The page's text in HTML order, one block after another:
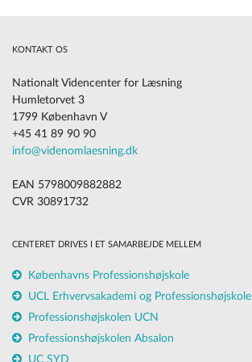
KONTAKT OS
Nationalt Videncenter for Læsning
Humletorvet 3
1799 København V
+45 41 89 90 90
info@videnomlaesning.dk
EAN 5798009882882
CVR 30891732
CENTERET DRIVES I ET SAMARBEJDE MELLEM
Københavns Professionshøjskole
UCL Erhvervsakademi og Professionshøjskole
Professionshøjskolen UCN
Professionshøjskolen Absalon